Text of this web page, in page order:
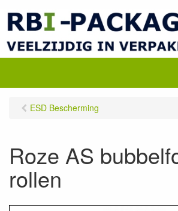
ESD Bescherming
Roze AS
rollen